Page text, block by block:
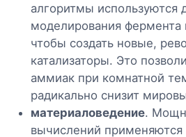
алгоритмы используются
моделирования фермента
чтобы создать новые,
катализаторы. Это
аммиак при комнатной
радикально снизит
материаловедение.
вычислений